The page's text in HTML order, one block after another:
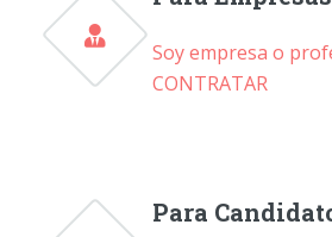
Soy empresa o
CONTRATAR
Para